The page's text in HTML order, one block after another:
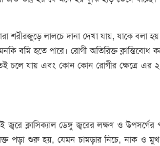
শরীরজুড়ে লালচে দানা দেখা যায়, যাকে বলা হয়
বমি হতে পারে। রোগী অতিরিক্ত
চলে যায় এবং কোন কোন রোগীর ক্ষেত্রে
ক্লাসিক্যাল ডেঙ্গু জ্বরের লক্ষণ ও
পড়া শুরু হয়, যেমন চামড়ার নিচে, নাক ও